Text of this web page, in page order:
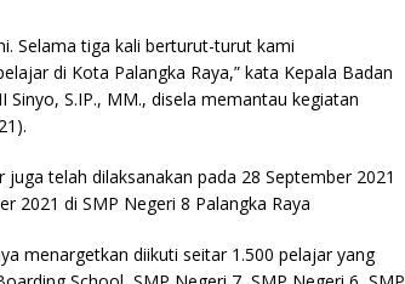
Selama tiga kali berturut-turut kami
di Kota Palangka Raya,” kata Kepala Badan
S.IP., MM., disela memantau kegiatan
telah dilaksanakan pada 28 September 2021
2021 di SMP Negeri 8 Palangka Raya
menargetkan diikuti seitar 1.500 pelajar yang